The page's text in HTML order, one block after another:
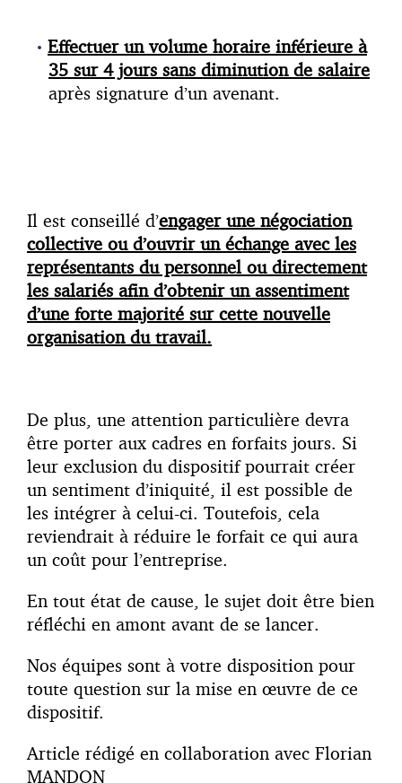
Effectuer un volume horaire inférieure à
35 sur 4 jours sans diminution de salaire
après signature d’un avenant.
Il est conseillé d’engager une négociation
collective ou d’ouvrir un échange avec les
représentants du personnel ou directement
les salariés afin d’obtenir un assentiment
d’une forte majorité sur cette nouvelle
organisation du travail.
De plus, une attention particulière devra
être porter aux cadres en forfaits jours. Si
leur exclusion du dispositif pourrait créer
un sentiment d’iniquité, il est possible de
les intégrer à celui-ci. Toutefois, cela
reviendrait à réduire le forfait ce qui aura
un coût pour l’entreprise.
En tout état de cause, le sujet doit être bien
réfléchi en amont avant de se lancer.
Nos équipes sont à votre disposition pour
toute question sur la mise en œuvre de ce
dispositif.
Article rédigé en collaboration avec Florian
MANDON